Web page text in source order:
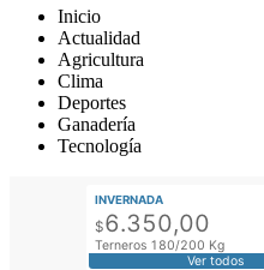
Actualidad
Agropecuaria
Inicio
Actualidad
Agricultura
Clima
Deportes
Ganadería
Tecnología
INVERNADA
$6.350,00
Terneros 180/200 Kg
Ver todos